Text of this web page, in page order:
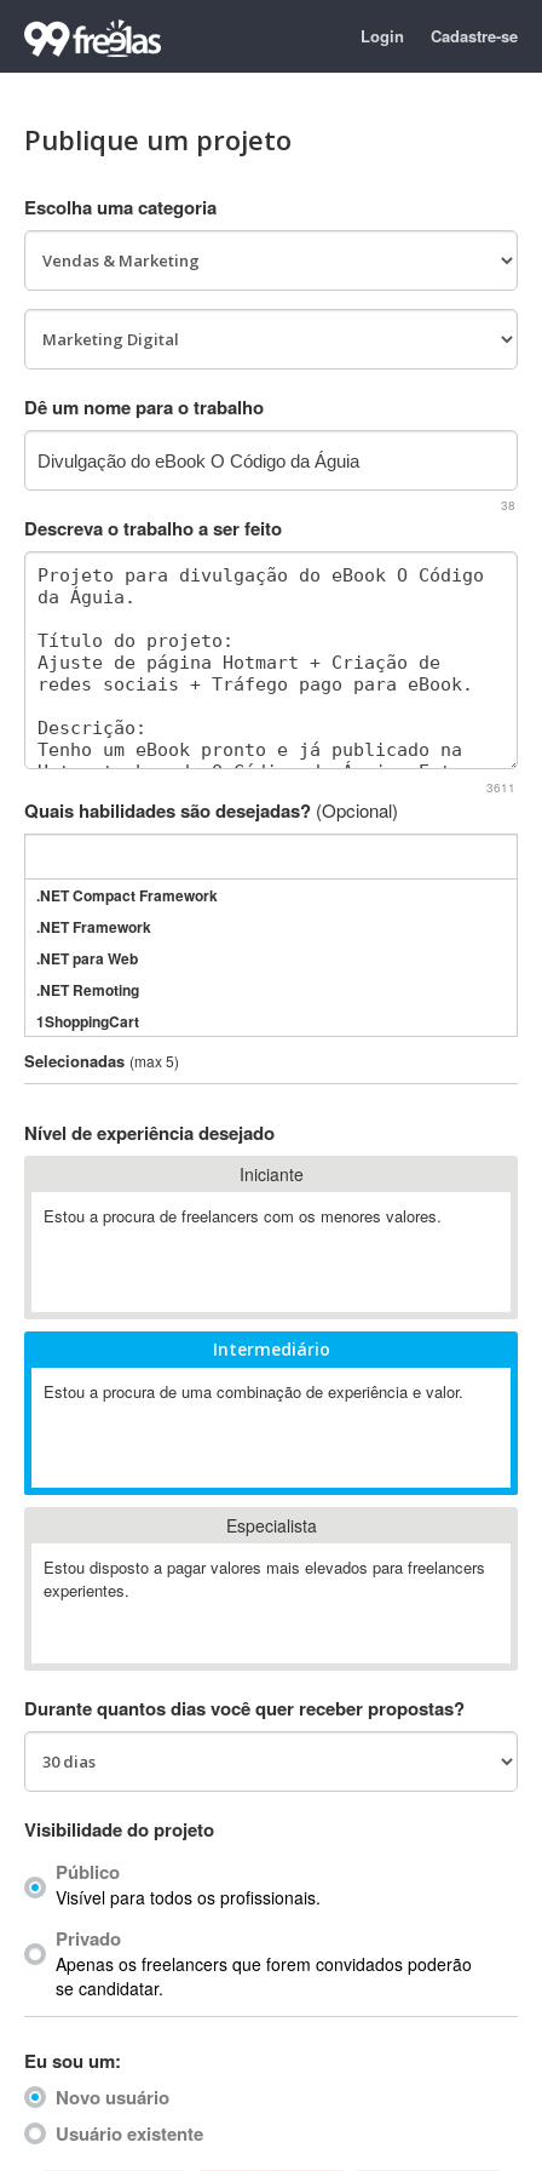
Login Cadastre-se
Publique um projeto
Escolha uma categoria
Dê um nome para o trabalho
38
Descreva o trabalho a ser feito
3611
Quais habilidades são desejadas? (Opcional)
.NET Compact Framework
.NET Framework
.NET para Web
.NET Remoting
1ShoppingCart
3DS Max
3GSM
802.11
A-GPS
ABAP
Abaqus
ABBYY FineReader
Ableton
Ableton Push
Abstract
AC3
ACID Pro
ACPI
Acrobat
Acrobat X
Acronis
ACT
Actimize
ActionScript
ActionScript 3
Selecionadas (max 5)
Nível de experiência desejado
Iniciante
Estou a procura de freelancers com os menores valores.
Intermediário
Estou a procura de uma combinação de experiência e valor.
Especialista
Estou disposto a pagar valores mais elevados para freelancers
experientes.
Durante quantos dias você quer receber propostas?
Visibilidade do projeto
Público
Visível para todos os profissionais.
Privado
Apenas os freelancers que forem convidados poderão
se candidatar.
Eu sou um:
Novo usuário
Usuário existente